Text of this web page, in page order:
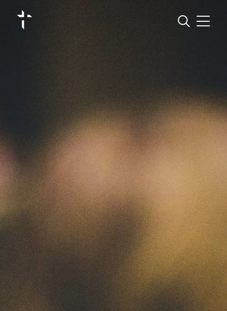
Groupements et missions linguistiques
Actualités
Contact
Annuaire
Salles à louer
Messes et célébrations
Retour en images